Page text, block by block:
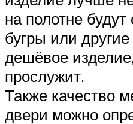
на полотне
бугры или
дешёвое
прослужит.
Также качество
двери можно